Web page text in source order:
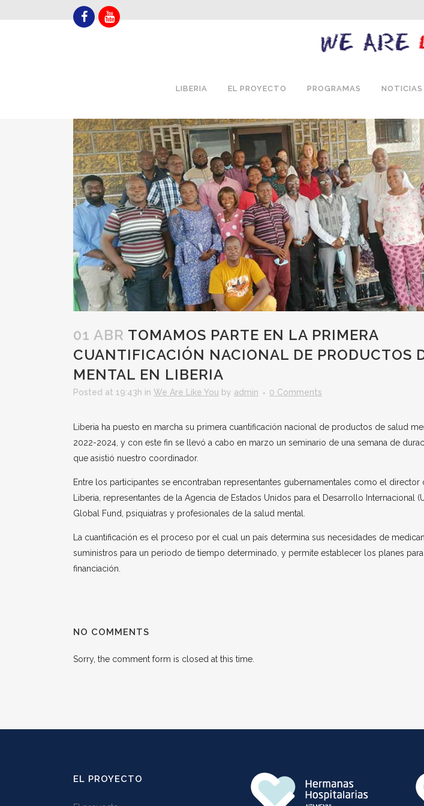
LIBERIA EL PROYECTO PROGRAMAS NOTICIAS
01 ABR TOMAMOS PARTE EN LA PRIMERA
CUANTIFICACIÓN NACIONAL DE PRODUCTOS
MENTAL EN LIBERIA
Posted at 19:43h in We Are Like You by admin 0 Comments
Liberia ha puesto en marcha su primera cuantificación nacional de productos de salud
2022-2024, y con este fin se llevó a cabo en marzo un seminario de una semana de
que asistió nuestro coordinador.
Entre los participantes se encontraban representantes gubernamentales como el director
Liberia, representantes de la Agencia de Estados Unidos para el Desarrollo Internacional
Global Fund, psiquiatras y profesionales de la salud mental.
La cuantificación es el proceso por el cual un país determina sus necesidades de
suministros para un periodo de tiempo determinado, y permite establecer los planes
financiación.
NO COMMENTS
Sorry, the comment form is closed at this time.
EL PROYECTO